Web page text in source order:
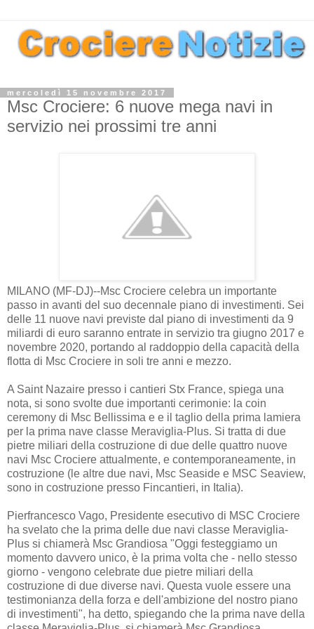
mercoledì 15 novembre 2017
Msc Crociere: 6 nuove mega navi in
servizio nei prossimi tre anni
MILANO (MF-DJ)--Msc Crociere celebra un importante
passo in avanti del suo decennale piano di investimenti. Sei
delle 11 nuove navi previste dal piano di investimenti da 9
miliardi di euro saranno entrate in servizio tra giugno 2017 e
novembre 2020, portando al raddoppio della capacità della
flotta di Msc Crociere in soli tre anni e mezzo.
A Saint Nazaire presso i cantieri Stx France, spiega una
nota, si sono svolte due importanti cerimonie: la coin
ceremony di Msc Bellissima e e il taglio della prima lamiera
per la prima nave classe Meraviglia-Plus. Si tratta di due
pietre miliari della costruzione di due delle quattro nuove
navi Msc Crociere attualmente, e contemporaneamente, in
costruzione (le altre due navi, Msc Seaside e MSC Seaview,
sono in costruzione presso Fincantieri, in Italia).
Pierfrancesco Vago, Presidente esecutivo di MSC Crociere
ha svelato che la prima delle due navi classe Meraviglia-
Plus si chiamerà Msc Grandiosa "Oggi festeggiamo un
momento davvero unico, è la prima volta che - nello stesso
giorno - vengono celebrate due pietre miliari della
costruzione di due diverse navi. Questa vuole essere una
testimonianza della forza e dell'ambizione del nostro piano
di investimenti", ha detto, spiegando che la prima nave della